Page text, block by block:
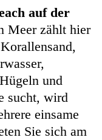
auf der
Meer zählt hier
und
sucht, wird
einsame
Sie sich am